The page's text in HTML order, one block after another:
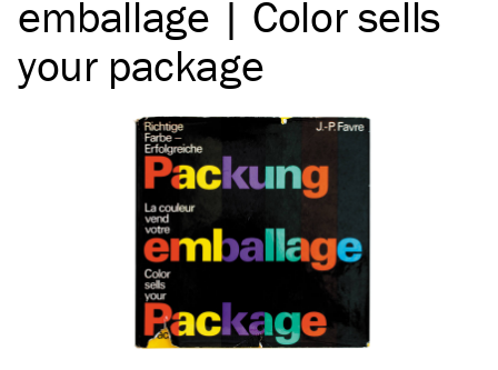
emballage | Color sells
your package